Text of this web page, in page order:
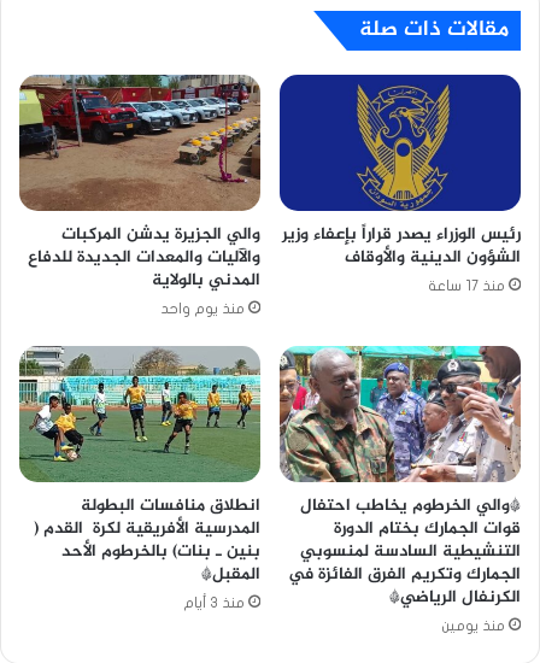
مقالات ذات صلة
رئيس الوزراء يصدر قراراً بإعفاء وزير
الشؤون الدينية والأوقاف
منذ 17 ساعة
والي الجزيرة يدشن المركبات
والآليات والمعدات الجديدة للدفاع
المدني بالولاية
منذ يوم واحد
*والي الخرطوم يخاطب احتفال
قوات الجمارك بختام الدورة
التنشيطية السادسة لمنسوبي
الجمارك وتكريم الفرق الفائزة في
الكرنفال الرياضي*
منذ يومين
انطلاق منافسات البطولة
المدرسية الأفريقية لكرة القدم (
بنين ـ بنات) بالخرطوم الأحد
المقبل*
منذ 3 أيام